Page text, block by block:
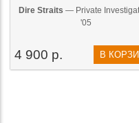
Dire Straits — Private
'05
4 900 р. В